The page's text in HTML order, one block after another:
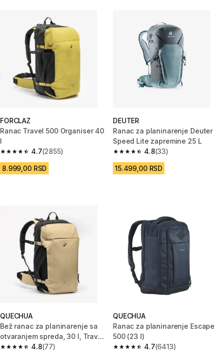
FORCLAZ
Ranac Travel 500 Organiser 40
l
4.7
4.7 od 5 zvezdica from 2855 Recenzije
(2855)
8.999,00 RSD
DEUTER
Ranac za planinarenje Deuter
Speed Lite zapremine 25 L
4.8
4.8 od 5 zvezdica from 33
(33)
15.499,00 RSD
QUECHUA
Bež ranac za planinarenje sa
otvaranjem spreda, 30 l, Travel
500 Organiser
4.8
4.8 od 5 zvezdica from 77 Recenzije
(77)
QUECHUA
Ranac za planinarenje Escape
500 (23 l)
4.7
4.7 od 5 zvezdica from 6413
(6413)